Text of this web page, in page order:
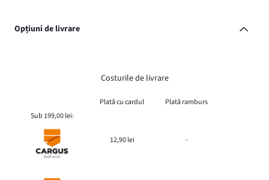
Opțiuni de livrare
Costurile de livrare
Plată cu cardul
Plată ramburs
Sub 199,00 lei:
12,90 lei -